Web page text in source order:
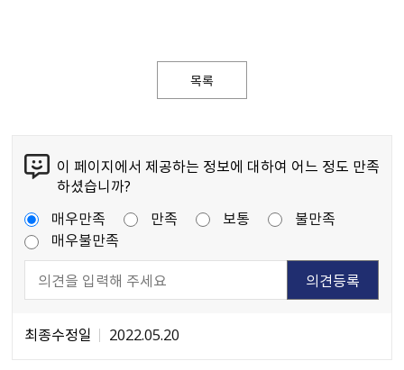
목록
이 페이지에서 제공하는 정보에 대하여 어느 정도 만족
하셨습니까?
매우만족
만족 보통
불만족
매우불만족
최종수정일 2022.05.20